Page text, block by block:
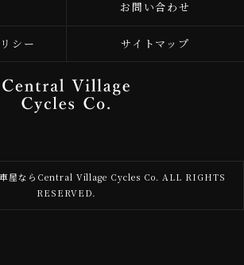
お問い合わせ
シー サイトマップ
屋ならCentral Village Cycles Co. ALL RIGHTS
RESERVED.